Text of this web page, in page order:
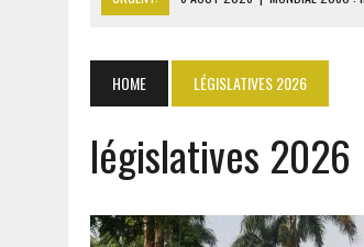
CÔTE D’IVOIRE-UE : 1 074
6 AOÛT 2026 | LA BANQUE MONDIALE
6 AOÛT 2026
| CAN FÉMININE : LA CÔTE
HOME LÉGISLATIVES 2026
législatives 2026